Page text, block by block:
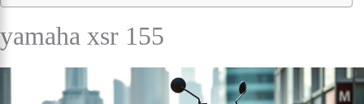
yamaha xsr 155